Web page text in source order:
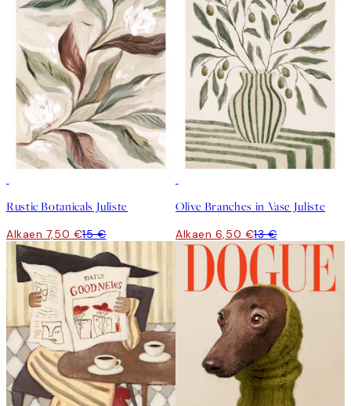
Rustic Botanicals Juliste
Alkaen 7,50 €15 €
Olive Branches in Vase Juliste
Alkaen 6,50 €13 €